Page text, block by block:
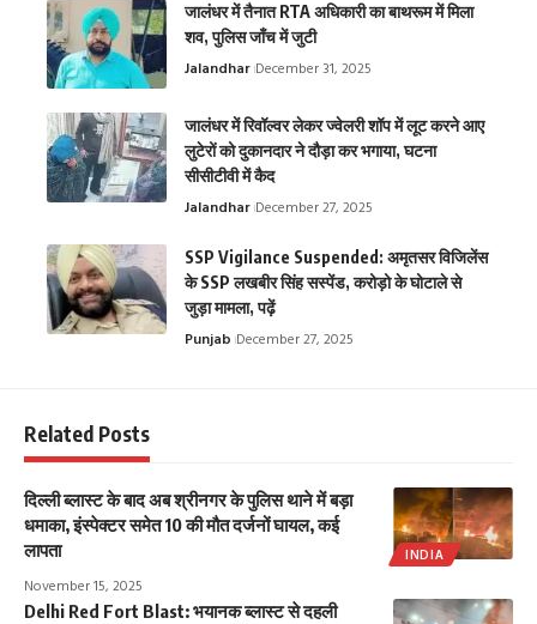
जालंधर में तैनात RTA अधिकारी का बाथरूम में मिला
शव, पुलिस जाँच में जुटी
Jalandhar December 31, 2025
जालंधर में रिवॉल्वर लेकर ज्वेलरी शॉप में लूट करने आए
लुटेरों को दुकानदार ने दौड़ा कर भगाया, घटना
सीसीटीवी में कैद
Jalandhar December 27, 2025
SSP Vigilance Suspended: अमृतसर विजिलेंस
के SSP लखबीर सिंह सस्पेंड, करोड़ो के घोटाले से
जुड़ा मामला, पढ़ें
Punjab December 27, 2025
Related Posts
INDIA
दिल्ली ब्लास्ट के बाद अब श्रीनगर के पुलिस थाने में बड़ा
धमाका, इंस्पेक्टर समेत 10 की मौत दर्जनों घायल, कई
लापता
November 15, 2025
Delhi Red Fort Blast: भयानक ब्लास्ट से दहली